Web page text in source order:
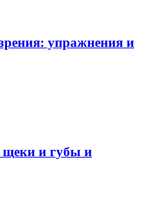
упражнения и
щеки и губы и